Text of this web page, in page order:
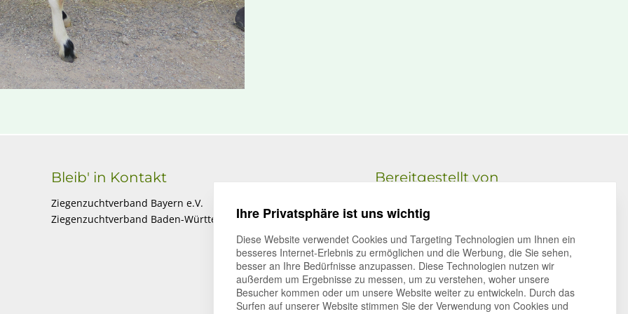
Bleib' in Kontakt
Ziegenzuchtverband Bayern e.V.
Ziegenzuchtverband Baden-Württemberg e.V.
Bereitgestellt von
volker bialluch
büro oldenburg
im technologiepark 4, 26129 oldenburg
E-Mail:team@pro-bit.de
Ihre Privatsphäre ist uns wichtig
Diese Website verwendet Cookies und Targeting Technologien um Ihnen ein
besseres Internet-Erlebnis zu ermöglichen und die Werbung, die Sie sehen,
besser an Ihre Bedürfnisse anzupassen. Diese Technologien nutzen wir
außerdem um Ergebnisse zu messen, um zu verstehen, woher unsere
Besucher kommen oder um unsere Website weiter zu entwickeln. Durch das
Surfen auf unserer Website stimmen Sie der Verwendung von Cookies und